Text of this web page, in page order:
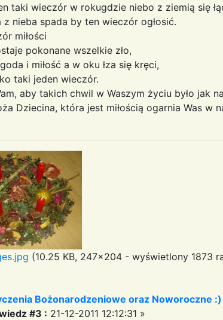
taki wieczór w rokugdzie niebo z ziemią się
z nieba spada by ten wieczór ogłosić.
miłości
pokonane wszelkie zło,
i miłość a w oku łza się kręci,
taki jeden wieczór.
aby takich chwil w Waszym życiu było jak
Dziecina, która jest miłością ogarnia Was w
(10.25 KB, 247x204 - wyświetlony 1873
Bożonarodzeniowe oraz Noworoczne :)
#3 : 21-12-2011 12:12:31 »